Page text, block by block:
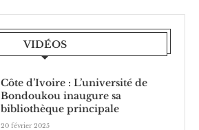
VIDÉOS
Côte d’Ivoire : L’université de
Bondoukou inaugure sa
bibliothèque principale
20 février 2025